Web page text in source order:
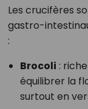
Les crucifères
gastro-
:
Brocoli :
équilibrer la
surtout en